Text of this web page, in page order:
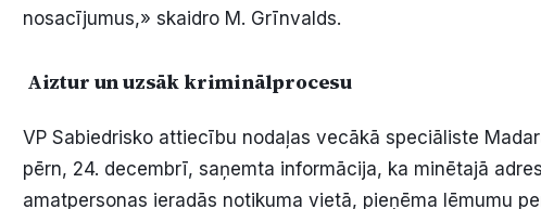
nosacījumus,» skaidro M. Grīnvalds.
Aiztur un uzsāk kriminālprocesu
VP Sabiedrisko attiecību nodaļas vecākā speciāliste
pērn, 24. decembrī, saņemta informācija, ka minētajā
amatpersonas ieradās notikuma vietā, pieņēma lēmumu